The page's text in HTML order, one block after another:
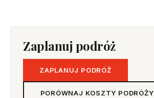
Zaplanuj podróż
ZAPLANUJ PODRÓŻ
PORÓWNAJ KOSZTY PODRÓŻY